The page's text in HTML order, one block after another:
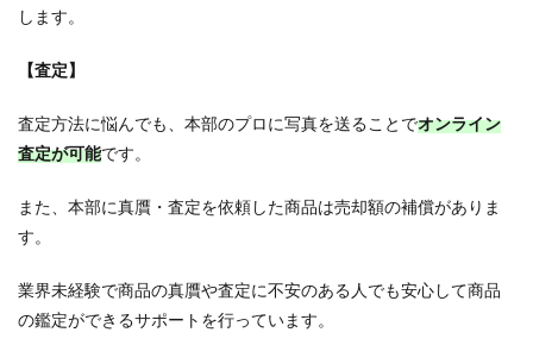
します。
【査定】
査定方法に悩んでも、本部のプロに写真を送ることでオンライン
査定が可能です。
また、本部に真贋・査定を依頼した商品は売却額の補償がありま
す。
業界未経験で商品の真贋や査定に不安のある人でも安心して商品
の鑑定ができるサポートを行っています。